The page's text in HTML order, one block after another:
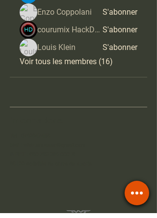
Enzo Coppolani
S'abonner
courumix HackDoros S'abonner
Louis Klein
S'abonner
Voir tous les membres (16)